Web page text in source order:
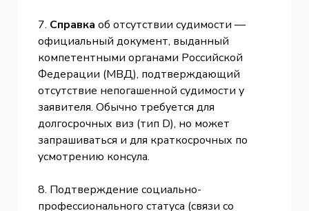
7. Справка об отсутствии судимости —
официальный документ, выданный
компетентными органами Российской
Федерации (МВД), подтверждающий
отсутствие непогашенной судимости у
заявителя. Обычно требуется для
долгосрочных виз (тип D), но может
запрашиваться и для краткосрочных по
усмотрению консула.
8. Подтверждение социально-
профессионального статуса (связи со